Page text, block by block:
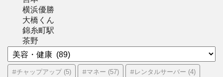
横浜優勝
大橋くん
錦糸町駅
茶野
カ
テ
ゴ
#チャップアップ(5) #マネー (57) #レンタルサーバー (4)